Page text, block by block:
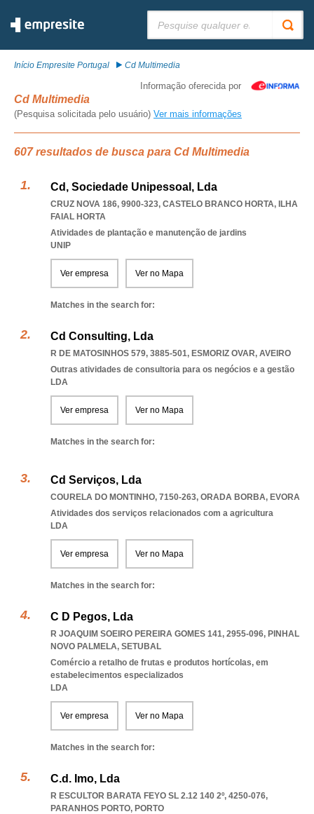
Início Empresite Portugal Cd Multimedia
Informação oferecida por
Cd Multimedia
(Pesquisa solicitada pelo usuário) Ver mais informações
607 resultados de busca para Cd Multimedia
Cd, Sociedade Unipessoal, Lda
CRUZ NOVA 186, 9900-323, CASTELO BRANCO HORTA, ILHA
FAIAL HORTA
Atividades de plantação e manutenção de jardins
UNIP
Ver empresa Ver no Mapa
Matches in the search for:
Cd Consulting, Lda
R DE MATOSINHOS 579, 3885-501, ESMORIZ OVAR, AVEIRO
Outras atividades de consultoria para os negócios e a gestão
LDA
Ver empresa Ver no Mapa
Matches in the search for:
Cd Serviços, Lda
COURELA DO MONTINHO, 7150-263, ORADA BORBA, EVORA
Atividades dos serviços relacionados com a agricultura
LDA
Ver empresa Ver no Mapa
Matches in the search for:
C D Pegos, Lda
R JOAQUIM SOEIRO PEREIRA GOMES 141, 2955-096, PINHAL
NOVO PALMELA, SETUBAL
Comércio a retalho de frutas e produtos hortícolas, em
estabelecimentos especializados
LDA
Ver empresa Ver no Mapa
Matches in the search for:
C.d. Imo, Lda
R ESCULTOR BARATA FEYO SL 2.12 140 2º, 4250-076,
PARANHOS PORTO, PORTO